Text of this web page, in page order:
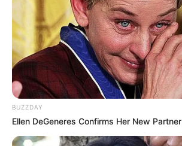
BUZZDAY
Ellen DeGeneres Confirms Her New Partner